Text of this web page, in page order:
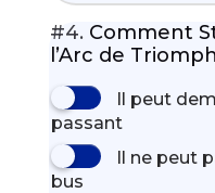
#4. Comment
l’Arc de
Il peut
passant
Il ne peut
bus